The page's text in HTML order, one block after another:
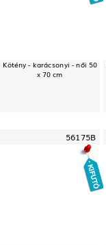
Kötény - karácsonyi - női 50
x 70 cm
56175B